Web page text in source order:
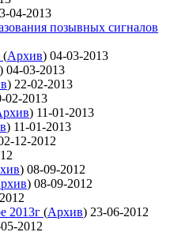
04-2013
позывных сигналов
(Архив) 04-03-2013
) 04-03-2013
) 22-02-2013
02-2013
) 11-01-2013
) 11-01-2013
12-2012
) 08-09-2012
) 08-09-2012
2013г (Архив) 23-06-2012
2012